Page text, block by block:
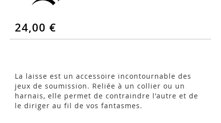
24,00 €
La laisse est un accessoire incontournable des
jeux de soumission. Reliée à un collier ou un
harnais, elle permet de contraindre l'autre et de
le diriger au fil de vos fantasmes.